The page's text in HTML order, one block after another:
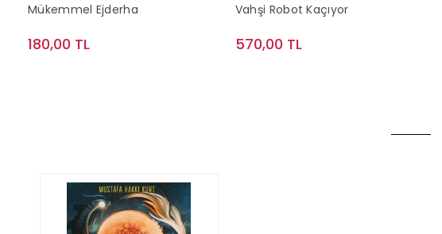
Mükemmel Ejderha
180,00 TL
Vahşi Robot Kaçıyor
570,00 TL